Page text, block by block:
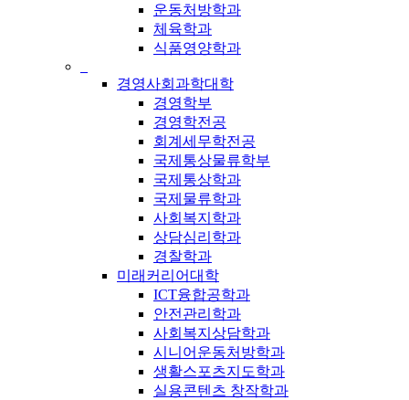
운동처방학과
체육학과
식품영양학과
경영사회과학대학
경영학부
경영학전공
회계세무학전공
국제통상물류학부
국제통상학과
국제물류학과
사회복지학과
상담심리학과
경찰학과
미래커리어대학
ICT융합공학과
안전관리학과
사회복지상담학과
시니어운동처방학과
생활스포츠지도학과
실용콘텐츠 창작학과